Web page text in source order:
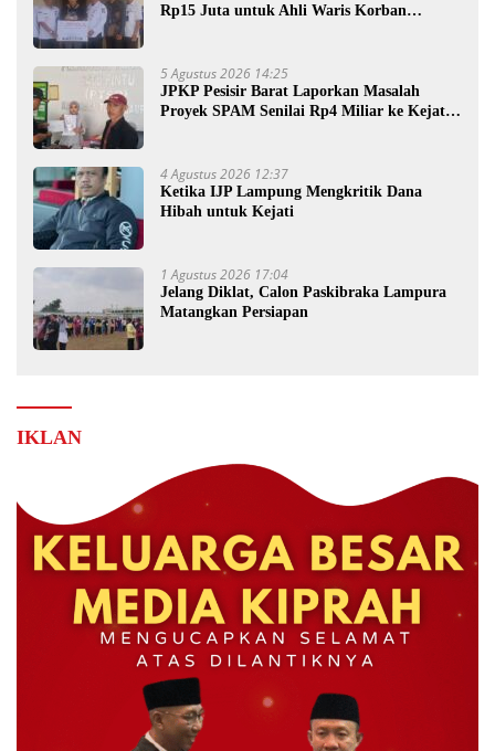
Rp15 Juta untuk Ahli Waris Korban
5 Agustus 2026 14:25
JPKP Pesisir Barat Laporkan Masalah
Proyek SPAM Senilai Rp4 Miliar ke Kejati
4 Agustus 2026 12:37
Ketika IJP Lampung Mengkritik Dana
Hibah untuk Kejati
1 Agustus 2026 17:04
Jelang Diklat, Calon Paskibraka Lampura
Matangkan Persiapan
IKLAN